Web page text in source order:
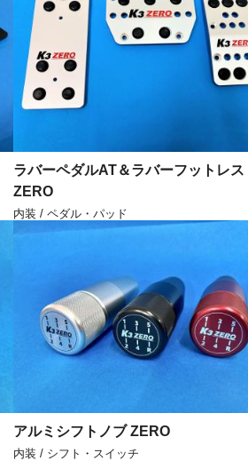
ラバーペダルAT＆ラバーフットレス
ZERO
内装 / ペダル・パッド
アルミシフトノブ ZERO
内装 / シフト・スイッチ